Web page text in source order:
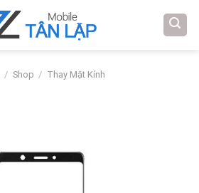
/ Shop / Thay Mặt Kính